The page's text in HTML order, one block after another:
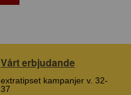
Vårt erbjudande
extratipset kampanjer v. 32-
37